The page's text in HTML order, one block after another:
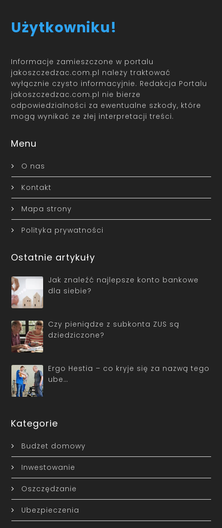
Użytkowniku!
Informacje zamieszczone w portalu
jakoszczedzac.com.pl należy traktować
wyłącznie czysto informacyjnie. Redakcja Portalu
jakoszczedzac.com.pl nie bierze
odpowiedzialności za ewentualne szkody, które
mogą wynikać ze złej interpretacji treści.
Menu
O nas
Kontakt
Mapa strony
Polityka prywatności
Ostatnie artykuły
Jak znaleźć najlepsze konto bankowe
dla siebie?
Czy pieniądze z subkonta ZUS są
dziedziczone?
Ergo Hestia – co kryje się za nazwą tego
ube…
Kategorie
Budżet domowy
Inwestowanie
Oszczędzanie
Ubezpieczenia